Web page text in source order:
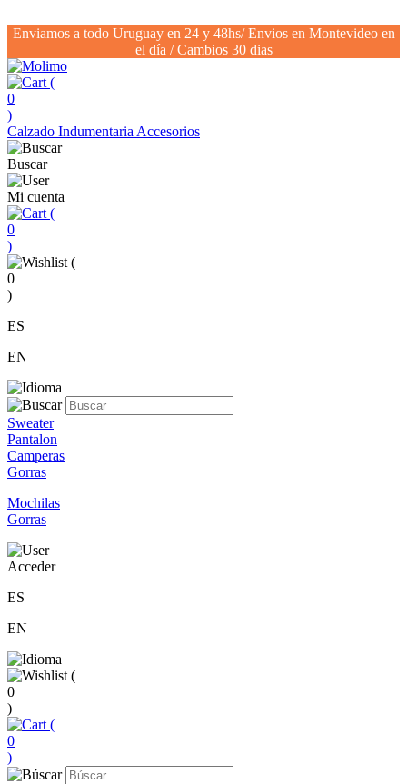
Enviamos a todo Uruguay en 24 y 48hs/ Envios en Montevideo en
el día / Cambios 30 dias
(
0
)
Calzado Indumentaria Accesorios
Buscar
Mi cuenta
(
0
)
(
0
)
ES
EN
Sweater
Pantalon
Camperas
Gorras
Mochilas
Gorras
Acceder
ES
EN
(
0
)
(
0
)